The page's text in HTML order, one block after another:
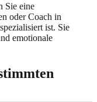
Sie eine
oder Coach in
ist. Sie
emotionale